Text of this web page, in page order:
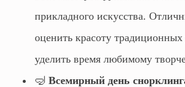
прикладного искусства.
оценить красоту
уделить время любимому
🤿 Всемирный день